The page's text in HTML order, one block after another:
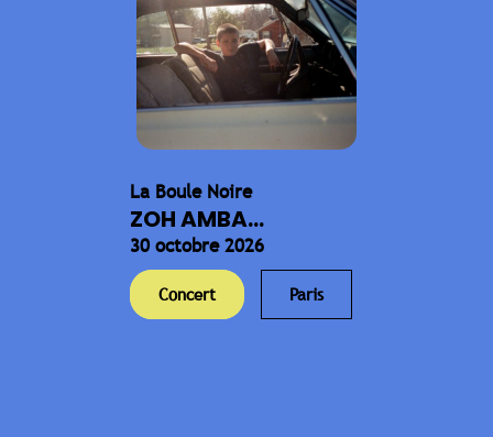
La Boule Noire
ZOH AMBA...
30 octobre 2026
Concert Paris